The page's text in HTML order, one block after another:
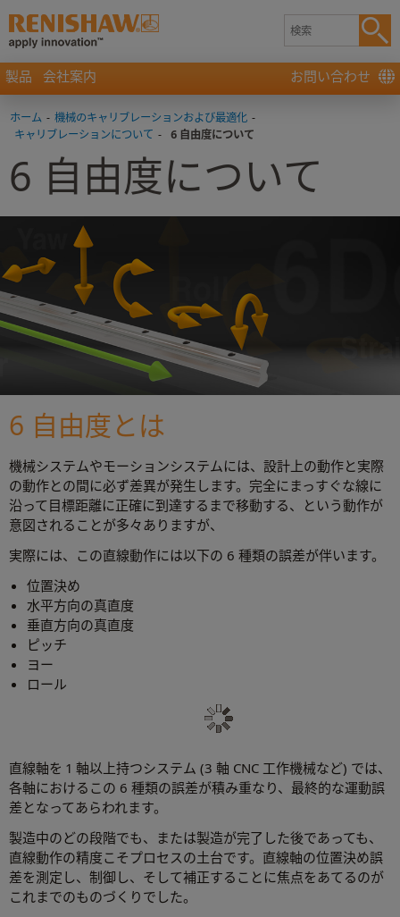
製品 会社案内 お問い合わせ
ホーム - 機械のキャリブレーションおよび最適化 -
キャリブレーションについて - 6 自由度について
6 自由度について
6 自由度とは
機械システムやモーションシステムには、設計上の動作と実際
の動作との間に必ず差異が発生します。完全にまっすぐな線に
沿って目標距離に正確に到達するまで移動する、という動作が
意図されることが多々ありますが、
実際には、この直線動作には以下の 6 種類の誤差が伴います。
位置決め
水平方向の真直度
垂直方向の真直度
ピッチ
ヨー
ロール
直線軸を 1 軸以上持つシステム (3 軸 CNC 工作機械など) では、
各軸におけるこの 6 種類の誤差が積み重なり、最終的な運動誤
差となってあらわれます。
製造中のどの段階でも、または製造が完了した後であっても、
直線動作の精度こそプロセスの土台です。直線軸の位置決め誤
差を測定し、制御し、そして補正することに焦点をあてるのが
これまでのものづくりでした。